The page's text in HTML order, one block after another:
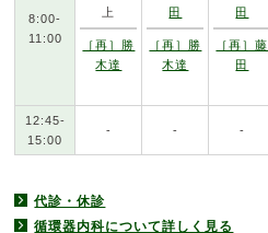
8:00-
11:00
上
［再］勝
木達
田
［再］勝
木達
田
［再］藤
田
12:45-
15:00
- - -
代診・休診
循環器内科について詳しく見る